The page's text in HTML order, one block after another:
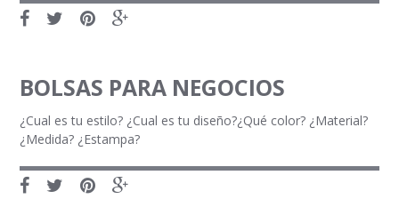
BOLSAS PARA NEGOCIOS
¿Cual es tu estilo? ¿Cual es tu diseño?¿Qué color? ¿Material?
¿Medida? ¿Estampa?